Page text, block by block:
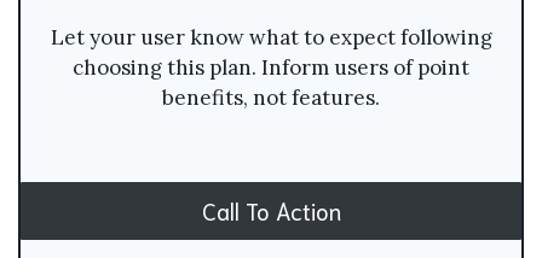
Let your user know what to expect following
choosing this plan. Inform users of point
benefits, not features.
Call To Action